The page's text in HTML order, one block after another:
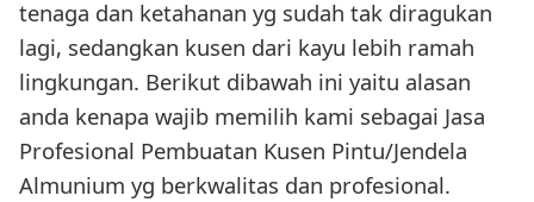
tenaga dan ketahanan yg sudah tak diragukan
lagi, sedangkan kusen dari kayu lebih ramah
lingkungan. Berikut dibawah ini yaitu alasan
anda kenapa wajib memilih kami sebagai Jasa
Profesional Pembuatan Kusen Pintu/Jendela
Almunium yg berkwalitas dan profesional.